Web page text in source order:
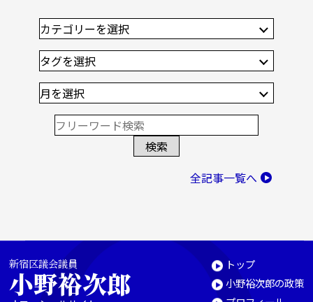
全記事一覧へ
新宿区議会議員
小野裕次郎
トップ
小野裕次郎の政策